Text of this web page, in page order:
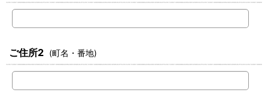
ご住所2 (町名・番地)